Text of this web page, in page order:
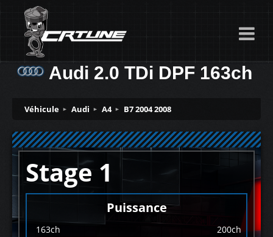
Audi 2.0 TDi DPF 163ch
Véhicule Audi A4 B7 2004 2008
Stage 1
Puissance
163ch 200ch